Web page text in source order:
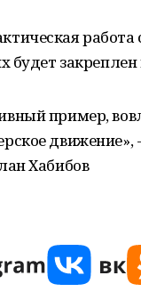
будет закреплен
пример,
Хабибов